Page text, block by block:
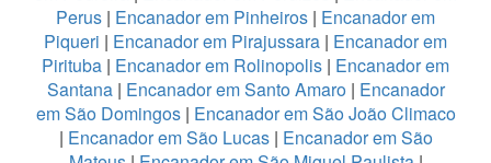
Perus | Encanador em Pinheiros | Encanador em
Piqueri | Encanador em Pirajussara | Encanador em
Pirituba | Encanador em Rolinopolis | Encanador em
Santana| Encanador em Santo Amaro| Encanador
em São Domingos| Encanador em São João Climaco
| Encanador em São Lucas| Encanador em São